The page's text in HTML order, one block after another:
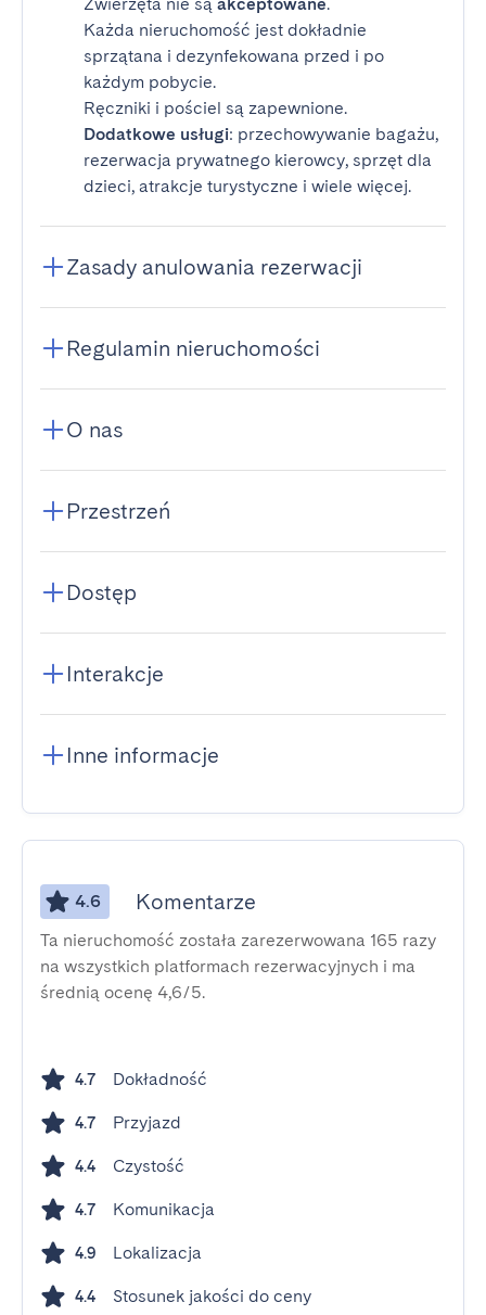
Każda nieruchomość jest dokładnie
sprzątana i dezynfekowana przed i po
każdym pobycie.
Ręczniki i pościel są zapewnione.
Dodatkowe usługi: przechowywanie bagażu,
rezerwacja prywatnego kierowcy, sprzęt dla
dzieci, atrakcje turystyczne i wiele więcej.
Zasady anulowania rezerwacji
Regulamin nieruchomości
O nas
Przestrzeń
Dostęp
Interakcje
Inne informacje
4.6 Komentarze
Ta nieruchomość została zarezerwowana 165 razy
na wszystkich platformach rezerwacyjnych i ma
średnią ocenę 4,6/5.
4.7 Dokładność
4.7 Przyjazd
4.4 Czystość
4.7 Komunikacja
4.9 Lokalizacja
4.4 Stosunek jakości do ceny